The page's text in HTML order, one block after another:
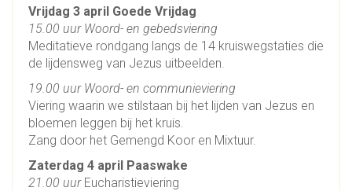
Vrijdag 3 april Goede Vrijdag
15.00 uur Woord- en gebedsviering
Meditatieve rondgang langs de 14 kruiswegstaties die
de lijdensweg van Jezus uitbeelden.
19.00 uur Woord- en communieviering
Viering waarin we stilstaan bij het lijden van Jezus en
bloemen leggen bij het kruis.
Zang door het Gemengd Koor en Mixtuur.
Zaterdag 4 april Paaswake
21.00 uur Eucharistieviering